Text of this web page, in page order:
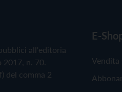
all'editoria
n. 70.
del comma 2
E-
Vendita